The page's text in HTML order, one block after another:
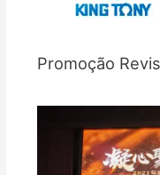
Promoção